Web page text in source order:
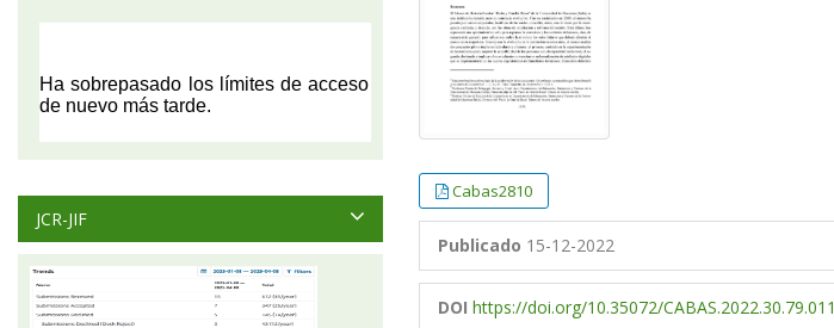
Cabas2810
Publicado 15-12-2022
DOI https://doi.org/10.35072/CABAS.2022.30.79.011
JCR-JIF